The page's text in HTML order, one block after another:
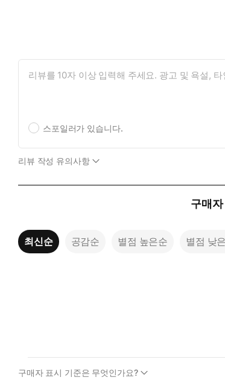
스포일러가 있습니다.
리뷰 작성 유의사항
구매자
최신순 공감순 별점 높은순 별점 낮
구매자 표시 기준은 무엇인가요?